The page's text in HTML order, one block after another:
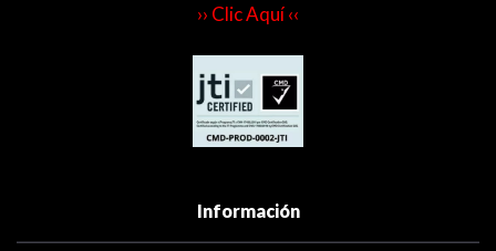
›› Clic Aquí ‹‹
Información